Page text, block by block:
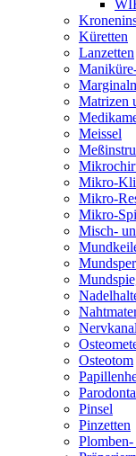
Küretten
Lanzetten
Matrizen
Meissel
Mikro-
Mikro-
Mikro-
Misch-
Osteotom
Pinsel
Pinzetten